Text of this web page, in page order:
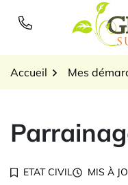
Accueil Mes
ETAT CIVIL MIS À